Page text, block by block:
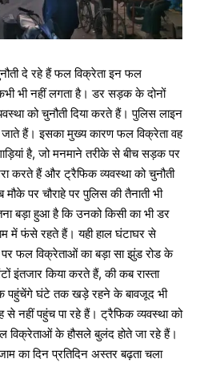
दे रहे हैं फल विक्रेता इन फल
भी नहीं लगता है। डर सड़क के दोनों
को चुनौती दिया करते हैं। पुलिस लाइन
हैं। इसका मुख्य कारण फल विक्रेता वह
है, जो मनमाने तरीके से बीच सड़क पर
करते हैं और ट्रैफिक व्यवस्था को चुनौती
पर चौराहे पर पुलिस की तैनाती भी
बड़ा हुआ है कि उनको किसी का भी डर
में फंसे रहते हैं। यही हाल घंटाघर से
फल विक्रेताओं का बड़ा सा झुंड रोड के
इंतजार किया करते हैं, की कब रास्ता
पहुंचेंगे घंटे तक खड़े रहने के बावजूद भी
नहीं पहुंच पा रहे हैं। ट्रैफिक व्यवस्था को
विक्रेताओं के हौसले बुलंद होते जा रहे हैं।
का दिन प्रतिदिन अस्तर बढ़ता चला